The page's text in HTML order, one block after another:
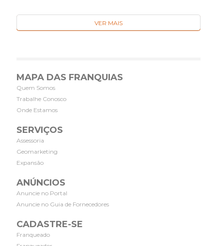
VER MAIS
MAPA DAS FRANQUIAS
Quem Somos
Trabalhe Conosco
Onde Estamos
SERVIÇOS
Assessoria
Geomarketing
Expansão
ANÚNCIOS
Anuncie no Portal
Anuncie no Guia de Fornecedores
CADASTRE-SE
Franqueado